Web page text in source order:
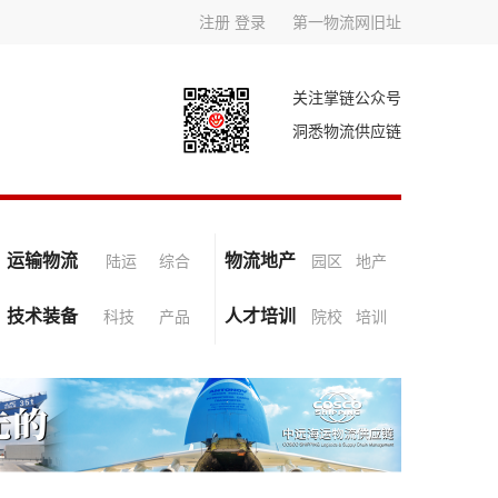
注册 登录 第一物流网旧址
关注掌链公众号
洞悉物流供应链
运输物流 陆运 综合 物流地产 园区 地产
技术装备 科技 产品 人才培训 院校 培训